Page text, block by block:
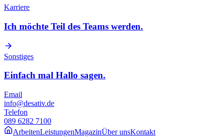
Karriere
Ich möchte Teil des Teams werden.
Sonstiges
Einfach mal Hallo sagen.
Email
info@desativ.de
Telefon
089 6282 7100
ArbeitenLeistungenMagazinÜber unsKontakt